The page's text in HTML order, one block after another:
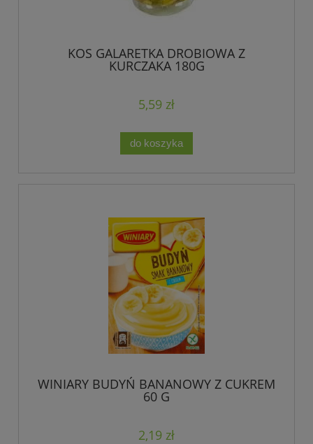
KOS GALARETKA DROBIOWA Z
KURCZAKA 180G
5,59 zł
do koszyka
WINIARY BUDYŃ BANANOWY Z CUKREM
60 G
2,19 zł